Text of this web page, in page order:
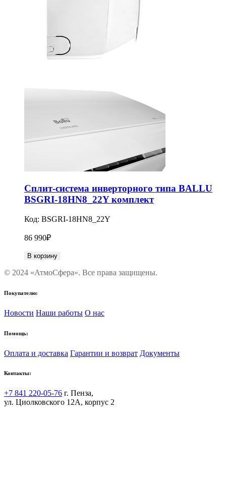
Сплит-система инверторного типа BALLU
BSGRI-18HN8_22Y комплект
Код: BSGRI-18HN8_22Y
86 990₽
В корзину
© 2024 «АтмоСфера». Все права защищены.
Покупателю:
Новости Наши работы О нас
Помощь:
Оплата и доставка Гарантии и возврат Документы
Контакты:
+7 841 220-05-76 г. Пенза,
ул. Циолковского 12А, корпус 2